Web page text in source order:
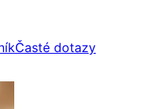
Časté dotazy